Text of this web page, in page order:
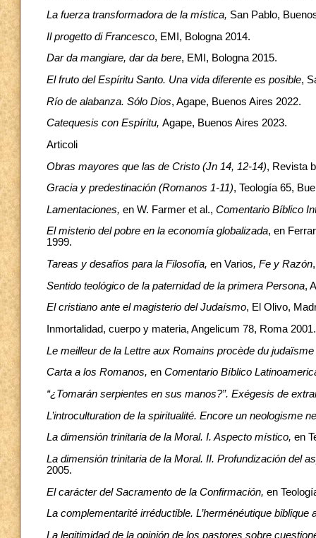
La fuerza transformadora de la mística, San Pablo,
Il progetto di Francesco, EMI, Bologna 2014.
Dar da mangiare, dar da bere, EMI, Bologna 2015.
El fruto del Espíritu Santo. Una vida diferente es posible,
Río de alabanza. Sólo Dios, Agape, Buenos Aires 2022.
Catequesis con Espíritu, Agape, Buenos Aires 2023.
Articoli
Obras mayores que las de Cristo (Jn 14, 12-14), Revista
Gracia y predestinación (Romanos 1-11), Teología 65,
Lamentaciones, en W. Farmer et al., Comentario Bíblico
El misterio del pobre en la economía globalizada, en
1999.
Tareas y desafíos para la Filosofía, en Varios, Fe y Razón
Sentido teológico de la paternidad de la primera Persona,
El cristiano ante el magisterio del Judaísmo, El Olivo,
Inmortalidad, cuerpo y materia, Angelicum 78, Roma 2001.
Le meilleur de la Lettre aux Romains procède du
Carta a los Romanos, en Comentario Bíblico
“¿Tomarán serpientes en sus manos?”. Exégesis de
L’introculturation de la spiritualité. Encore un neologisme
La dimensión trinitaria de la Moral. I. Aspecto místico, en
La dimensión trinitaria de la Moral. II. Profundización del
2005.
El carácter del Sacramento de la Confirmación, en
La complementarité irréductible. L’herménéutique biblique
La legitimidad de la opinión de los pastores sobre